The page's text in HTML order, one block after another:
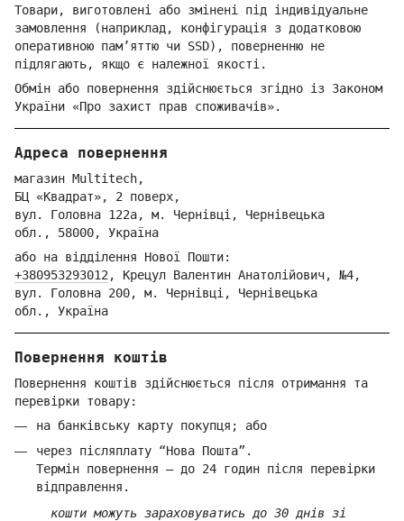
Товари, виготовлені або змінені під індивідуальне
замовлення (наприклад, конфігурація з додатковою
оперативною пам’яттю чи SSD), поверненню не
підлягають, якщо є належної якості.
Обмін або повернення здійснюється згідно із Законом
України «Про захист прав споживачів».
Адреса повернення
магазин Multitech,
БЦ «Квадрат», 2 поверх,
вул. Головна 122а, м. Чернівці, Чернівецька
обл., 58000, Україна
або на відділення Нової Пошти:
+380953293012 , Крецул Валентин Анатолійович, №4,
вул. Головна 200, м. Чернівці, Чернівецька
обл., Україна
Повернення коштів
Повернення коштів здійснюється після отримання та
перевірки товару:
на банківську карту покупця; або
через післяплату “Нова Пошта”.
Термін повернення — до 24 годин після перевірки
відправлення.
кошти можуть зараховуватись до 30 днів зі